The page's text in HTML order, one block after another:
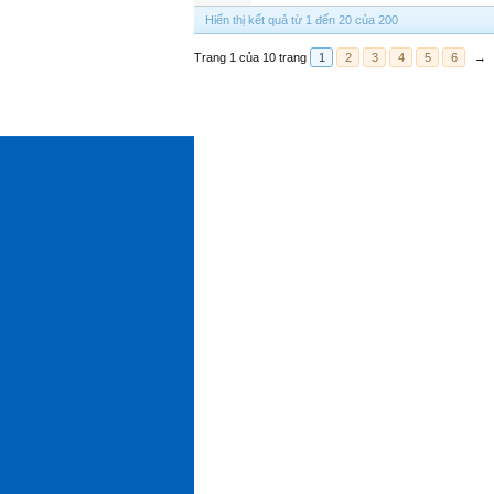
Hiển thị kết quả từ 1 đến 20 của 200
Trang 1 của 10 trang 1 2 3 4 5 6 →